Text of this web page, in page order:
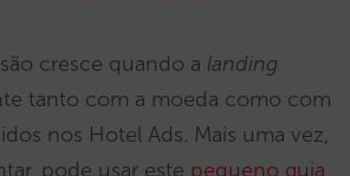
cresce quando a landing
tanto com a moeda como com
nos Hotel Ads. Mais uma vez,
pode usar este pequeno guia